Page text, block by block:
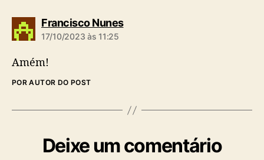
Francisco Nunesd
17/10/2023 às 11:25
Amém!
POR AUTOR DO POST
Deixe um comentário